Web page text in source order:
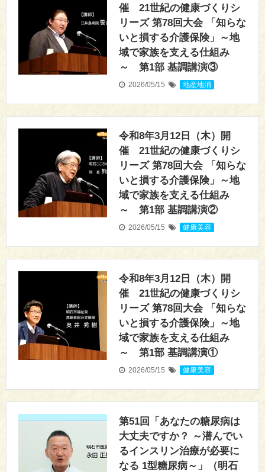
催 21世紀の健康づくりシ
リーズ 第78回大会 「知らな
いと損する介護保険」～地
域で家族を支える仕組み
～ 第1部 基調講演③
2026/05/15 地産地消
令和8年3月12日（木）開
催 21世紀の健康づくりシ
リーズ 第78回大会 「知らな
いと損する介護保険」～地
域で家族を支える仕組み
～ 第1部 基調講演②
2026/05/15 健康美容
令和8年3月12日（木）開
催 21世紀の健康づくりシ
リーズ 第78回大会 「知らな
いと損する介護保険」～地
域で家族を支える仕組み
～ 第1部 基調講演①
2026/05/15 健康美容
第51回「あなたの糖尿病は
大丈夫ですか？ ～潜んでい
るインスリン治療が必要に
なる 1型糖尿病～」（明石